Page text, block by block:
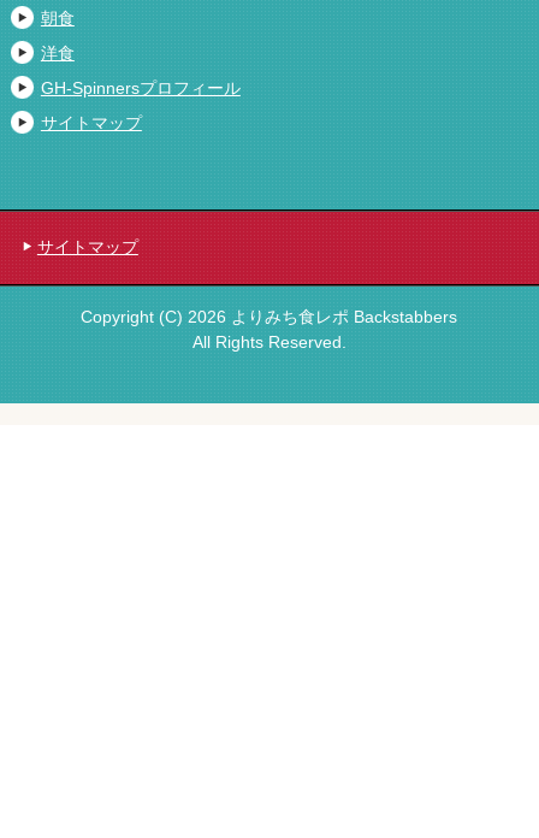
朝食
洋食
GH-Spinnersプロフィール
サイトマップ
サイトマップ
Copyright (C) 2026 よりみち食レポ Backstabbers
All Rights Reserved.